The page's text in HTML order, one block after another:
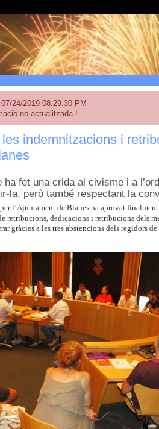
24/2019 08:29:30 PM
no actualitzada !
indemnitzacions i
ha fet una crida al civisme i a
la, però també respectant la
l’Ajuntament de Blanes ha aprovat
retribucions, dedicacions i retribucions dels
gràcies a les tres abstencions dels regidors de